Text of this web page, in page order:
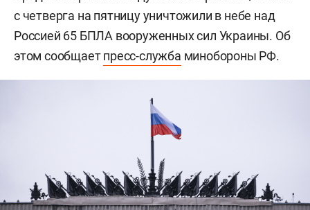
с четверга на пятницу уничтожили в небе над
Россией 65 БПЛА вооруженных сил Украины. Об
этом сообщаетпресс-служба минобороны РФ.